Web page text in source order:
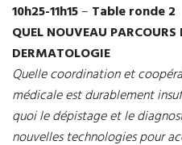
10h25-11h15– Table ronde 2
QUEL NOUVEAU PARCOURS
DERMATOLOGIE
Quelle coordination et
médicale est durablement
quoi le dépistage et le
nouvelles technologies pour